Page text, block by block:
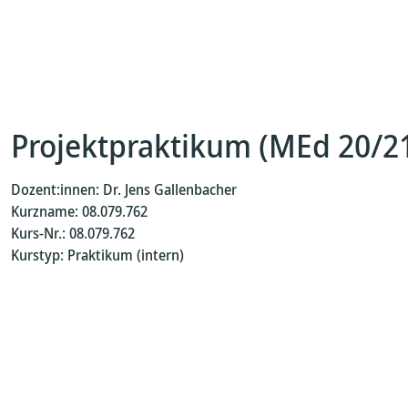
Projektpraktikum (MEd 20/
Dozent:innen: Dr. Jens Gallenbacher
Kurzname: 08.079.762
Kurs-Nr.: 08.079.762
Kurstyp: Praktikum (intern)